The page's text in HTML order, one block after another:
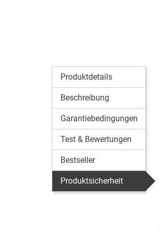
Produktdetails
Beschreibung
Garantiebedingungen
Test & Bewertungen
Bestseller
Produktsicherheit